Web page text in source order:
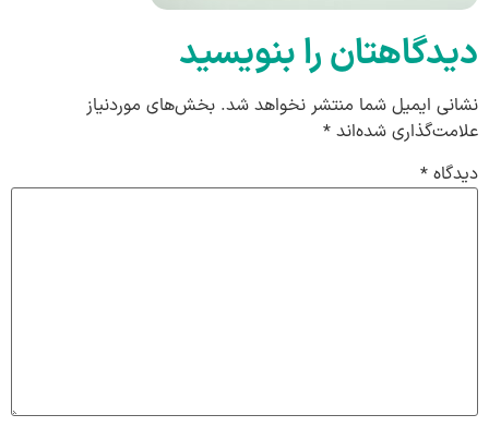
دیدگاهتان را بنویسید
نشانی ایمیل شما منتشر نخواهد شد. بخش‌های موردنیاز
علامت‌گذاری شده‌اند *
دیدگاه *